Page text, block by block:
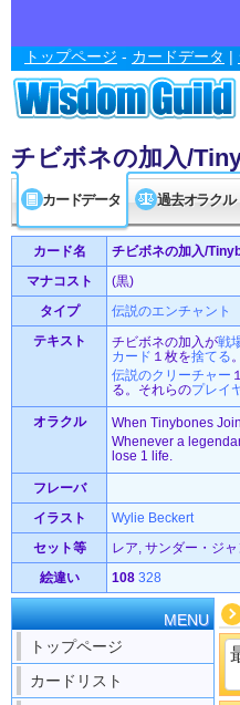
トップページ - カードデータ |
チビボネの加入/
カードデータ 過去オラクル
カード名
チビボネの加入/
マナコスト
(黒)
タイプ
伝説のエンチャント
テキスト
チビボネの加入が戦
カード １枚を捨てる。
伝説のクリーチャー
る。それらのプレイ
オラクル
When Tinybones
Whenever a
lose 1 life.
フレーバ
イラスト
Wylie Beckert
セット等
レア, サンダー・ジ
絵違い
108 328
MENU
トップページ
カードリスト